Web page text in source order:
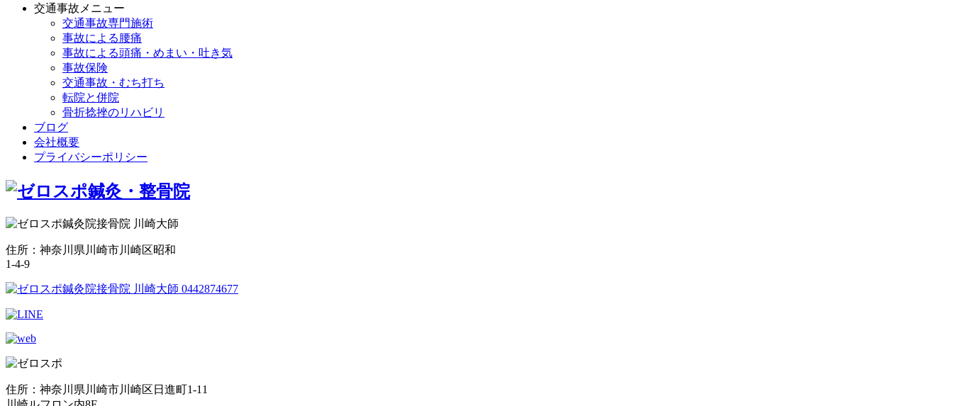
交通事故メニュー
交通事故専門施術
事故による腰痛
事故による頭痛・めまい・吐き気
事故保険
交通事故・むち打ち
転院と併院
骨折捻挫のリハビリ
ブログ
会社概要
プライバシーポリシー
住所：神奈川県川崎市川崎区昭和
1-4-9
住所：神奈川県川崎市川崎区日進町1-11